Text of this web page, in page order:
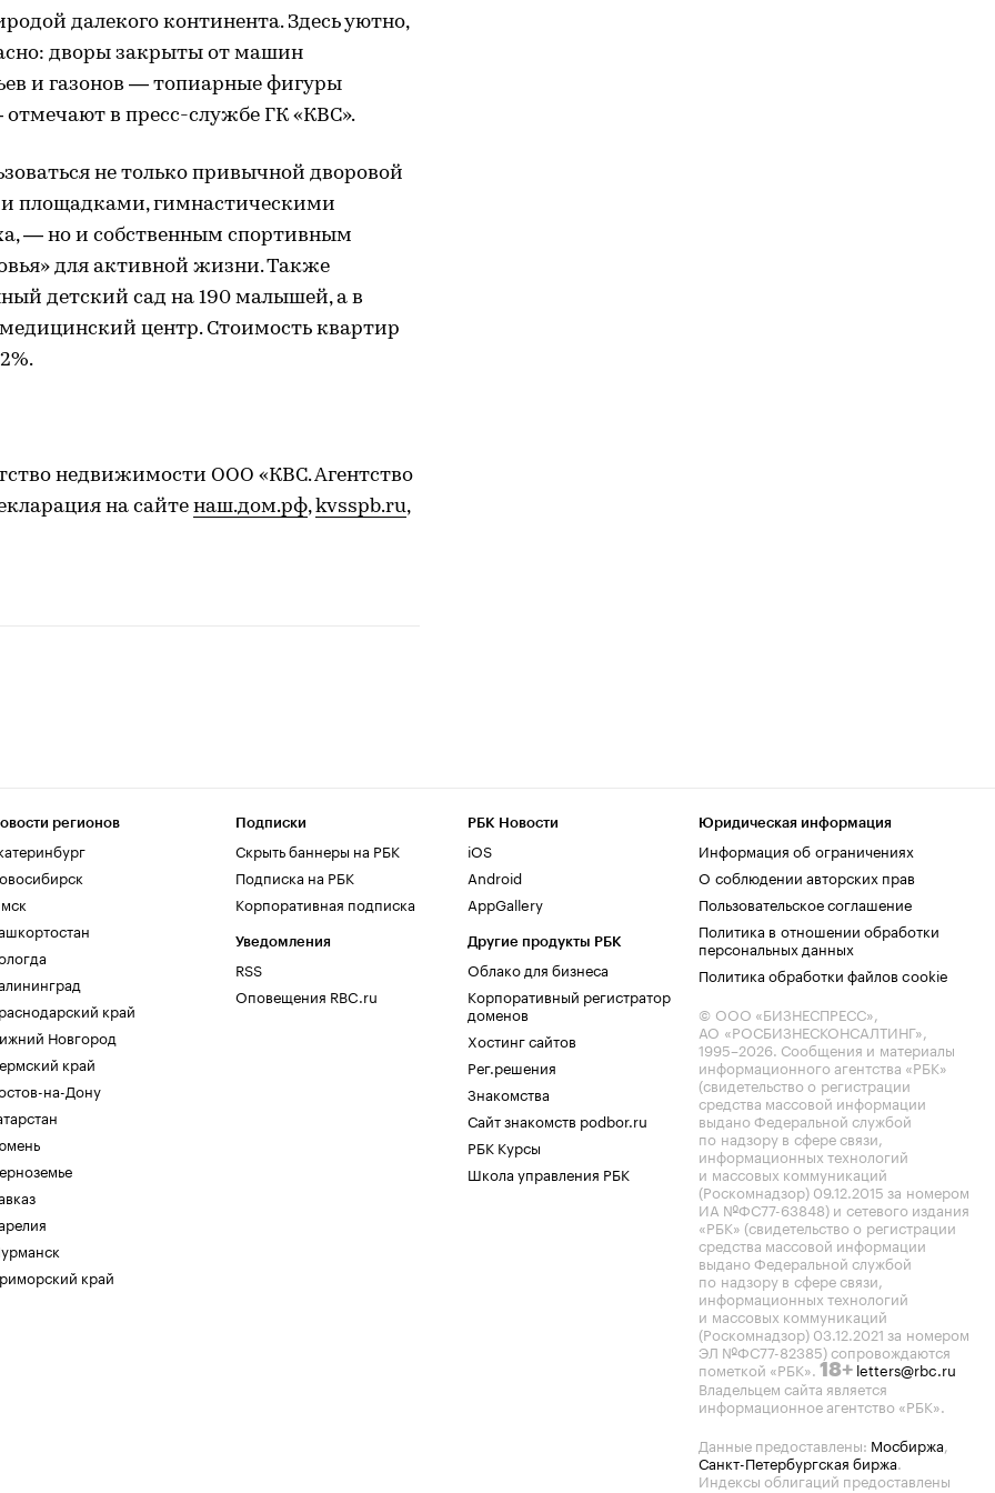
далекого континента. Здесь уютно,
дворы закрыты от машин
и газонов — топиарные фигуры
отмечают в пресс-службе ГК «КВС».
не только привычной дворовой
площадками, гимнастическими
— но и собственным спортивным
для активной жизни. Также
детский сад на 190 малышей, а в
центр. Стоимость квартир
недвижимости ООО «КВС. Агентство
на сайте наш.дом.рф,kvsspb.ru,
регионов
край
Новгород
край
на-Дону
край
Подписки
Скрыть баннеры на РБК
Подписка на РБК
Корпоративная подписка
Уведомления
RSS
Оповещения RBC.ru
РБК Новости
iOS
Android
AppGallery
Другие продукты РБК
Облако для бизнеса
Корпоративный регистратор
доменов
Хостинг сайтов
Рег.решения
Знакомства
Сайт знакомств podbor.ru
РБК Курсы
Школа управления РБК
Юридическая информация
Информация об ограничениях
О соблюдении авторских прав
Пользовательское соглашение
Политика в отношении обработки
персональных данных
Политика обработки файлов cookie
© ООО «БИЗНЕСПРЕСС»,
АО «РОСБИЗНЕСКОНСАЛТИНГ»,
1995–2026. Сообщения и материалы
информационного агентства «РБК»
(свидетельство о регистрации
средства массовой информации
выдано Федеральной службой
по надзору в сфере связи,
информационных технологий
и массовых коммуникаций
(Роскомнадзор) 09.12.2015 за номером
ИА №ФС77-63848) и сетевого издания
«РБК» (свидетельство о регистрации
средства массовой информации
выдано Федеральной службой
по надзору в сфере связи,
информационных технологий
и массовых коммуникаций
(Роскомнадзор) 03.12.2021 за номером
ЭЛ №ФС77-82385) сопровождаются
пометкой «РБК». 18+ letters@rbc.ru
Владельцем сайта является
информационное агентство «РБК».
Данные предоставлены: Мосбиржа,
Санкт-Петербургская биржа.
Индексы облигаций предоставлены